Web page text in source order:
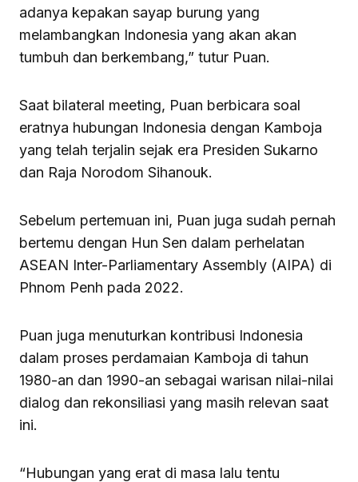
adanya kepakan sayap burung yang
melambangkan Indonesia yang akan akan
tumbuh dan berkembang,” tutur Puan.
Saat bilateral meeting, Puan berbicara soal
eratnya hubungan Indonesia dengan Kamboja
yang telah terjalin sejak era Presiden Sukarno
dan Raja Norodom Sihanouk.
Sebelum pertemuan ini, Puan juga sudah pernah
bertemu dengan Hun Sen dalam perhelatan
ASEAN Inter-Parliamentary Assembly (AIPA) di
Phnom Penh pada 2022.
Puan juga menuturkan kontribusi Indonesia
dalam proses perdamaian Kamboja di tahun
1980-an dan 1990-an sebagai warisan nilai-nilai
dialog dan rekonsiliasi yang masih relevan saat
ini.
“Hubungan yang erat di masa lalu tentu